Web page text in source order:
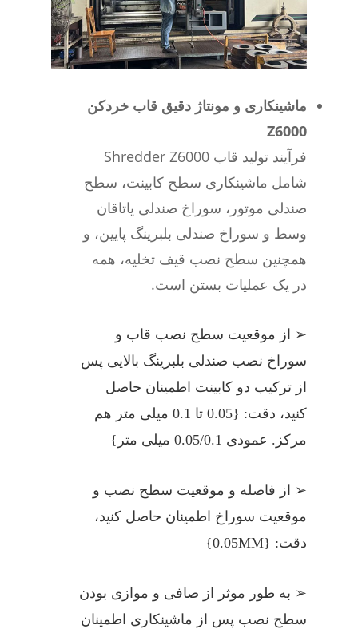
ماشینکاری و مونتاژ دقیق قاب خردکن
Z6000
فرآیند تولید قاب Shredder Z6000
شامل ماشینکاری سطح کابینت، سطح
صندلی موتور، سوراخ صندلی یاتاقان
وسط و سوراخ صندلی بلبرینگ پایین، و
همچنین سطح نصب قیف تخلیه، همه
در یک عملیات بستن است.
➢ از موقعیت سطح نصب قاب و
سوراخ نصب صندلی بلبرینگ بالایی پس
از ترکیب دو کابینت اطمینان حاصل
کنید، دقت: {0.05 تا 0.1 میلی متر هم
مرکز. عمودی 0.05/0.1 میلی متر}
➢ از فاصله و موقعیت سطح نصب و
موقعیت سوراخ اطمینان حاصل کنید،
دقت: {0.05MM}
➢ به طور موثر از صافی و موازی بودن
سطح نصب پس از ماشینکاری اطمینان